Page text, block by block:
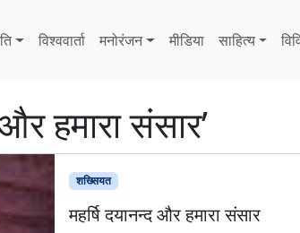
विश्ववार्ता मनोरंजन मीडिया साहित्‍य
हमारा संसार’
शख्सियत
महर्षि दयानन्द और हमारा संसार